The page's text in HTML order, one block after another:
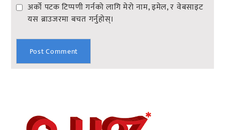
अर्को पटक टिप्पणी गर्नको लागि मेरो नाम, इमेल, र वेबसाइट
यस ब्राउजरमा बचत गर्नुहोस्।